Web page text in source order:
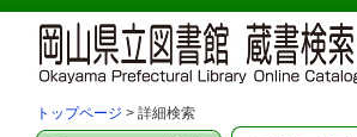
トップページ > 詳細検索